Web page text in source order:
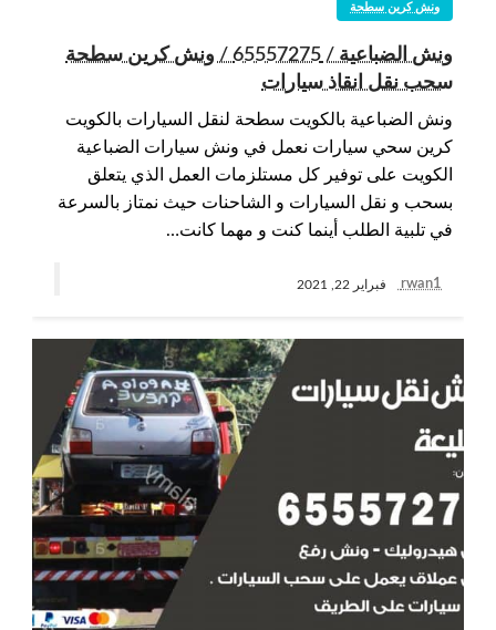
ونش كرين سطحة
ونش الضباعية / 65557275 / ونش كرين سطحة
سحب نقل انقاذ سيارات
ونش الضباعية بالكويت سطحة لنقل السيارات بالكويت
كرين سحي سيارات نعمل في ونش سيارات الضباعية
الكويت على توفير كل مستلزمات العمل الذي يتعلق
بسحب و نقل السيارات و الشاحنات حيث نمتاز بالسرعة
في تلبية الطلب أينما كنت و مهما كانت…
rwan1 فبراير 22, 2021